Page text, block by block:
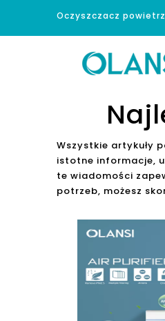
Oczyszczacz
Wszystkie artykuły
istotne informacje,
te wiadomości
potrzeb, możesz